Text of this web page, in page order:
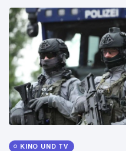
Jungstorch
nimmt
glückliche
Wendung
16 Juli
49
Vor WM-
Finale:
Rauch-
Warnung
und Hitze
in New
York
16 Juli
37
Aufrufe
KINO UND TV